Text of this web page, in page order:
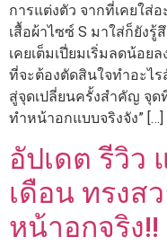
การแต่งตัว จากที่เคยใส่
เสื้อผ้าไซซ์ S มาใส่ก็ยัง
เคยเต็มเปี่ยมเริ่มลดน้อ
ที่จะต้องตัดสินใจทำอะไร
สู่จุดเปลี่ยนครั้งสำคัญ จุ
ทำหน้าอกแบบจริงจัง” […]
อัปเดต รีวิว
เดือน ทรงส
หน้าอกจริง!!